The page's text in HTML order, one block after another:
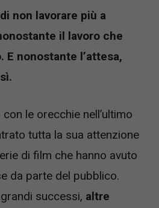
non lavorare più a
il lavoro che
E nonostante l’attesa,
le orecchie nell’ultimo
tutta la sua attenzione
di film che hanno avuto
da parte del pubblico.
successi, altre